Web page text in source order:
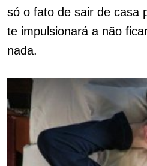
só o fato de sair de casa
te impulsionará a não
nada.